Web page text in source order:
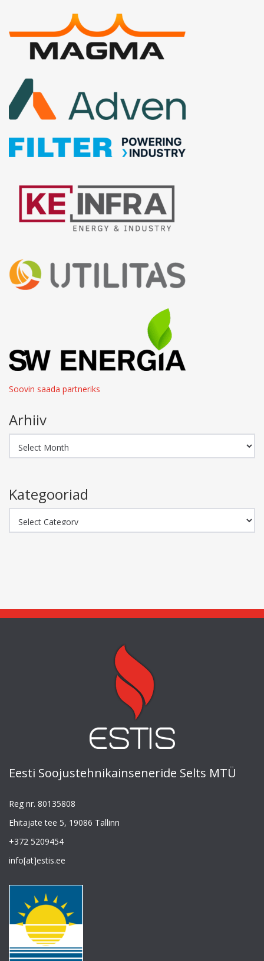
Soovin saada partneriks
Arhiiv
Kategooriad
Eesti Soojustehnikainseneride Selts MTÜ
Reg nr. 80135808
Ehitajate tee 5, 19086 Tallinn
+372 5209454
info[at]estis.ee